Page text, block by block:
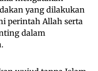
yang dilakukan
perintah Allah serta
dalam